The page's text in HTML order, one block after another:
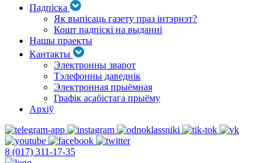
Падпіска
Як выпісаць газету праз інтэрнэт?
Кошт падпіскі на выданні
Нашы праекты
Кантакты
Электронны зварот
Тэлефонны даведнік
Электронная прыёмная
Графік асабістага прыёму
Архіў
8 (017) 311-17-35